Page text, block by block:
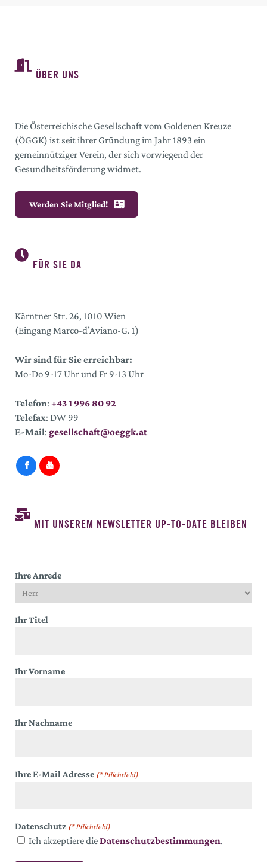
ÜBER UNS
Die Österreichische Gesellschaft vom Goldenen Kreuze
(ÖGGK) ist seit ihrer Gründung im Jahr 1893 ein
gemeinnütziger Verein, der sich vorwiegend der
Gesundheitsförderung widmet.
Werden Sie Mitglied!
FÜR SIE DA
Kärntner Str. 26, 1010 Wien
(Eingang Marco-d’Aviano-G. 1)
Wir sind für Sie erreichbar:
Mo-Do 9-17 Uhr und Fr 9-13 Uhr
Telefon: +43 1 996 80 92
Telefax: DW 99
E-Mail: gesellschaft@oeggk.at
MIT UNSEREM NEWSLETTER UP-TO-DATE BLEIBEN
Ihre Anrede
Ihr Titel
Ihr Vorname
Ihr Nachname
Ihre E-Mail Adresse (* Pflichtfeld)
Datenschutz (* Pflichtfeld)
Ich akzeptiere dieDatenschutzbestimmungen.